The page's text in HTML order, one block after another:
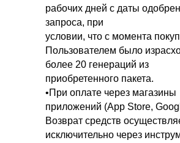
рабочих дней с даты
запроса, при
условии, что с момента
Пользователем было
более 20 генераций из
приобретенного пакета.
•При оплате через магазины
приложений (App Store,
Возврат средств
исключительно через